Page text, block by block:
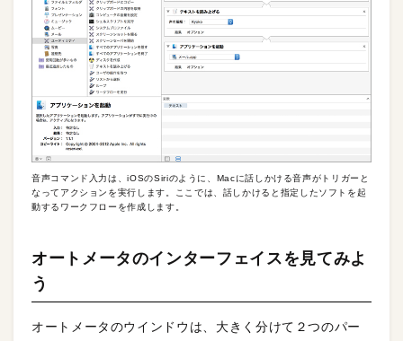
音声コマンド入力は、iOSのSiriのように、Macに話しかける音声がトリガーと
なってアクションを実行します。ここでは、話しかけると指定したソフトを起
動するワークフローを作成します。
オートメータのインターフェイスを見てみよ
う
オートメータのウインドウは、大きく分けて２つのパー